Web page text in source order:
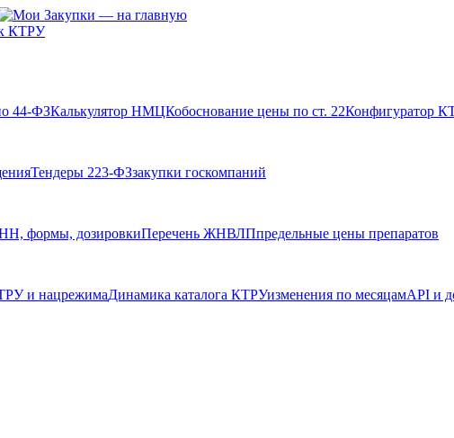
КТРУ
44-ФЗКалькулятор НМЦКобоснование цены по ст. 22Конфигуратор
Тендеры 223-ФЗзакупки госкомпаний
формы, дозировкиПеречень ЖНВЛПпредельные цены препаратов
и нацрежимаДинамика каталога КТРУизменения по месяцамAPI и